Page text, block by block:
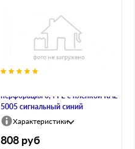
перфорация 0,4 PE с пленкой RAL
5005 сигнальный синий
Характеристики
808 руб